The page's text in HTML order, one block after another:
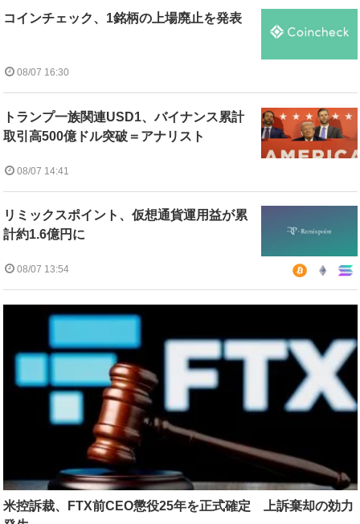
コインチェック、1銘柄の上場廃止を発表
08/07 16:30
トランプ一族関連USD1、バイナンス累計
取引高500億ドル突破＝アナリスト
08/07 14:41
リミックスポイント、仮想通貨運用益が累
計約1.6億円に
08/07 13:54
米控訴裁、FTX前CEO懲役25年を正式確定 上訴棄却の効力